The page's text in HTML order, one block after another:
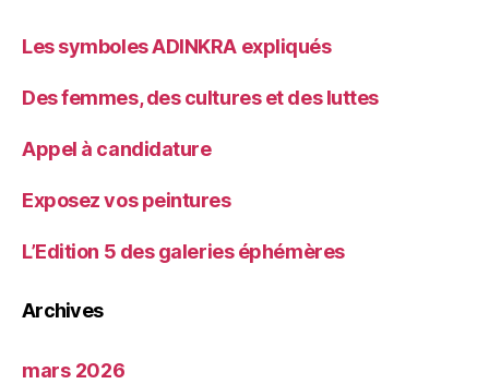
Les symboles ADINKRA expliqués
Des femmes, des cultures et des luttes
Appel à candidature
Exposez vos peintures
L’Edition 5 des galeries éphémères
Archives
mars 2026